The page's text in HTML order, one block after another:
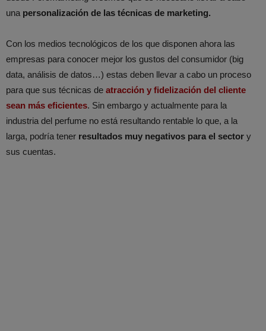
una personalización de las técnicas de marketing.
Con los medios tecnológicos de los que disponen ahora las
empresas para conocer mejor los gustos del consumidor (big
data, análisis de datos…) estas deben llevar a cabo un proceso
para que sus técnicas de atracción y fidelización del cliente
sean más eficientes. Sin embargo y actualmente para la
industria del perfume no está resultando rentable lo que, a la
larga, podría tener resultados muy negativos para el sector y
sus cuentas.